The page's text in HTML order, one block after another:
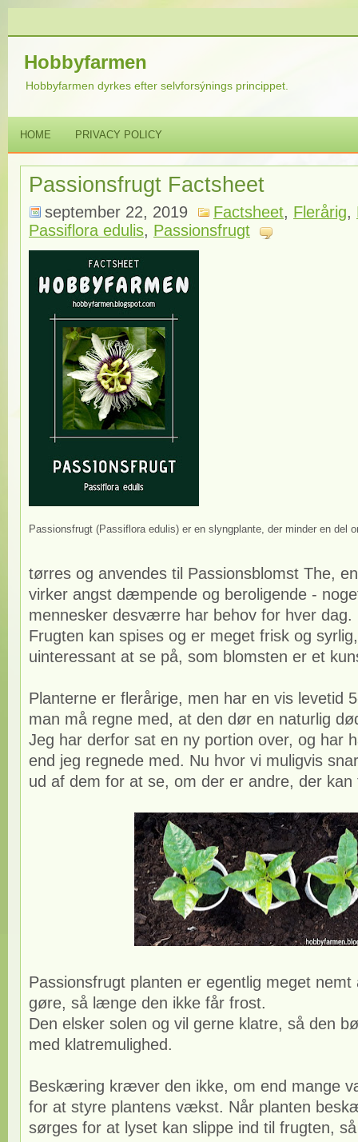
Hobbyfarmen
Hobbyfarmen dyrkes efter selvforsýnings princippet.
HOME PRIVACY POLICY
Passionsfrugt Factsheet
september 22, 2019 Factsheet, Flerårig,
Passiflora edulis, Passionsfrugt
Passionsfrugt (Passiflora edulis) er en slyngplante, der minder en del
tørres og anvendes til Passionsblomst The,
virker angst dæmpende og beroligende -
mennesker desværre har behov for hver dag.
Frugten kan spises og er meget frisk og
uinteressant at se på, som blomsten er et
Planterne er flerårige, men har en vis levetid
man må regne med, at den dør en naturlig
Jeg har derfor sat en ny portion over, og har
end jeg regnede med. Nu hvor vi muligvis
ud af dem for at se, om der er andre, der
Passionsfrugt planten er egentlig meget
gøre, så længe den ikke får frost.
Den elsker solen og vil gerne klatre, så den
med klatremulighed.
Beskæring kræver den ikke, om end mange
for at styre plantens vækst. Når planten
sørges for at lyset kan slippe ind til frugten,